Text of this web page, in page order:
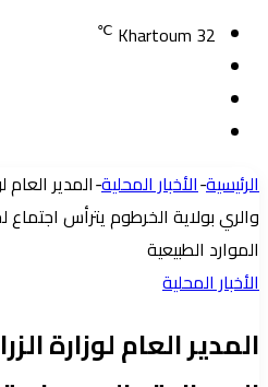
Khartoum 32
℃
جانبيالرئيسية-الأخبار المحلية-المدير العام
والري بولاية الخرطوم يترأس اجتماع
الموارد الطبيعية
الأخبار المحلية
المدير العام لوزارة